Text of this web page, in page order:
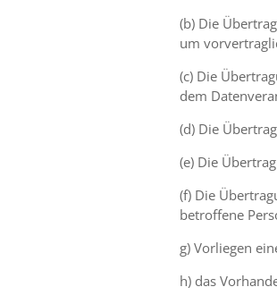
(b) Die
um
(c) Die
dem
(d) Die
(e) Die
(f) Die
betroffene
g) Vorliegen
h) das